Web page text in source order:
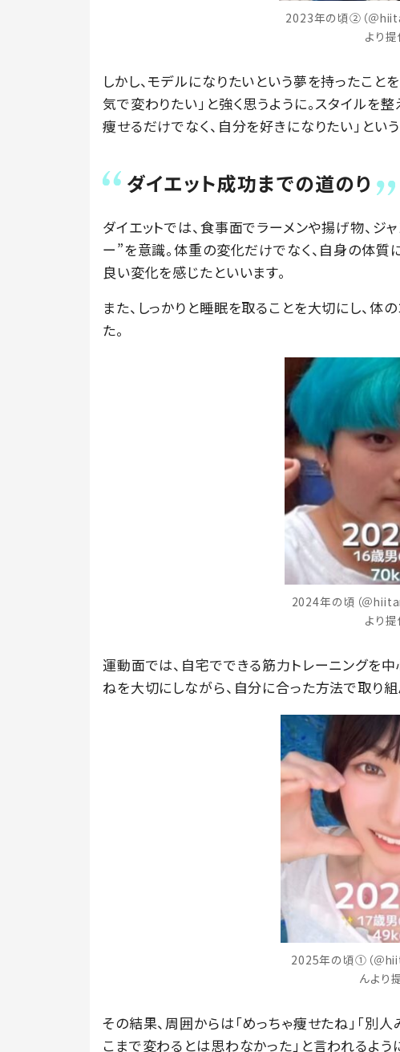
2023年の頃②（＠
より提
しかし、モデルになりたいという夢を持ったこと
気で変わりたい」と強く思うように。スタイルを
痩せるだけでなく、自分を好きになりたい」とい
ダイエット成功までの道のり
ダイエットでは、食事面でラーメンや揚げ物、ジ
ー”を意識。体重の変化だけでなく、自身の体質
良い変化を感じたといいます。
また、しっかりと睡眠を取ることを大切にし、体
た。
2024年の頃（＠
より提
運動面では、自宅でできる筋力トレーニングを
ねを大切にしながら、自分に合った方法で取り組
2025年の頃①（＠
んより
その結果、周囲からは「めっちゃ痩せたね」「別
こまで変わるとは思わなかった」と言われるよ